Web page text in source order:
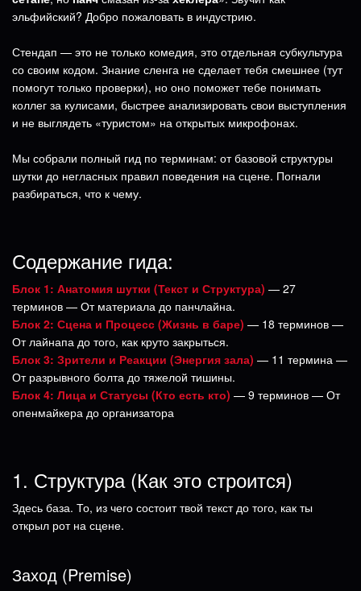
эльфийский? Добро пожаловать в индустрию.
Стендап — это не только комедия, это отдельная субкультура
со своим кодом. Знание сленга не сделает тебя смешнее (тут
помогут только проверки), но оно поможет тебе понимать
коллег за кулисами, быстрее анализировать свои выступления
и не выглядеть «туристом» на открытых микрофонах.
Мы собрали полный гид по терминам: от базовой структуры
шутки до негласных правил поведения на сцене. Погнали
разбираться, что к чему.
Содержание гида:
Блок 1: Анатомия шутки (Текст и Структура) — 27
терминов — От материала до панчлайна.
Блок 2: Сцена и Процесс (Жизнь в баре) — 18 терминов —
От лайнапа до того, как круто закрыться.
Блок 3: Зрители и Реакции (Энергия зала) — 11 термина —
От разрывного болта до тяжелой тишины.
Блок 4: Лица и Статусы (Кто есть кто) — 9 терминов — От
опенмайкера до организатора
1. Структура (Как это строится)
Здесь база. То, из чего состоит твой текст до того, как ты
открыл рот на сцене.
Заход (Premise)